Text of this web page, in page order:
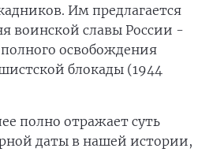
Им предлагается
воинской славы России -
освобождения
блокады (1944
полно отражает суть
даты в нашей истории,